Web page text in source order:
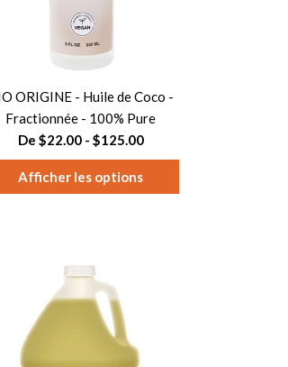
ORIGINE - Huile de Coco -
Fractionnée - 100% Pure
De $22.00 - $125.00
Afficher les options